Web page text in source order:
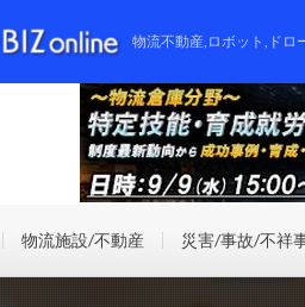
物流不動産,ロボット,ドロ
物流施設/不動産 災害/事故/不祥